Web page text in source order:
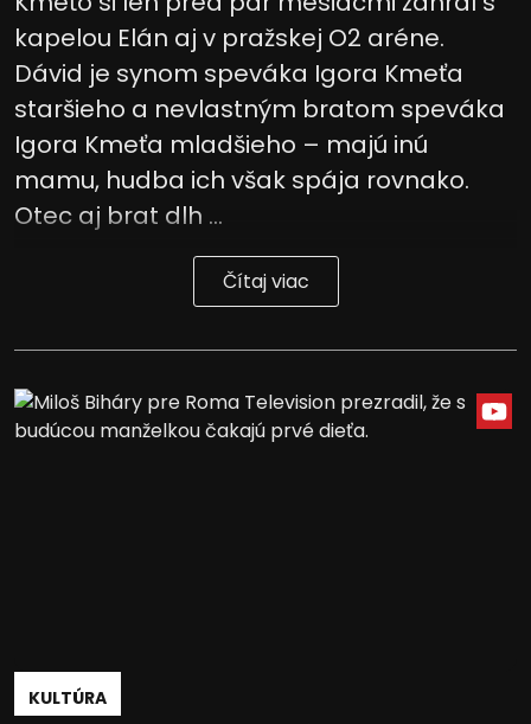
kapelou Elán aj v pražskej O2 aréne.
Dávid je synom speváka Igora Kmeťa
staršieho a nevlastným bratom speváka
Igora Kmeťa mladšieho – majú inú
mamu, hudba ich však spája rovnako.
Otec aj brat dlh ...
Čítaj viac
KULTÚRA